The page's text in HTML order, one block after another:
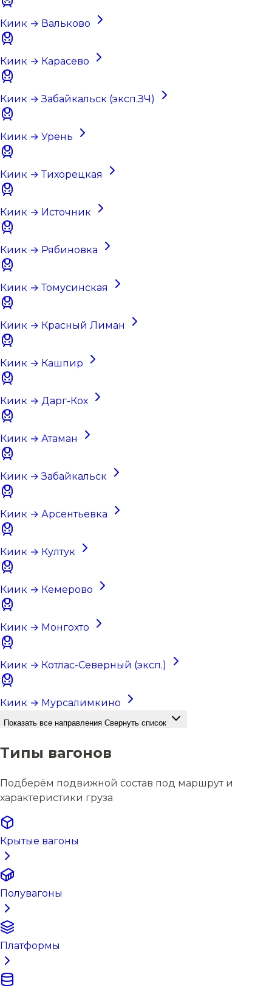
Киик → Вальково
Киик → Карасево
Киик → Забайкальск (эксп.ЗЧ)
Киик → Урень
Киик → Тихорецкая
Киик → Источник
Киик → Рябиновка
Киик → Томусинская
Киик → Красный Лиман
Киик → Кашпир
Киик → Дарг-Кох
Киик → Атаман
Киик → Забайкальск
Киик → Арсентьевка
Киик → Култук
Киик → Кемерово
Киик → Монгохто
Киик → Котлас-Северный (эксп.)
Киик → Мурсалимкино
Показать все направления Свернуть список
Типы вагонов
Подберём подвижной состав под маршрут и
характеристики груза
Крытые вагоны
Полувагоны
Платформы